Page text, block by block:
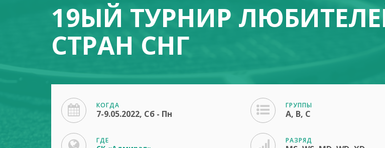
19ЫЙ ТУРНИР
СТРАН СНГ
КОГДА
7-9.05.2022, Сб - Пн
ГДЕ
ГРУППЫ
A, B, C
РАЗРЯД